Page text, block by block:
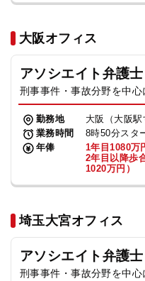
大阪オフィス
アソシエイト弁護士
刑事事件・事故分野を中心
勤務地
大阪（大阪駅
業務時間
8時50分スタ
年俸
1年目1080万
2年目以降歩
1020万円）
埼玉大宮オフィス
アソシエイト弁護士
刑事事件・事故分野を中心
法人グループ
プライバシーポリシー
TikTok受